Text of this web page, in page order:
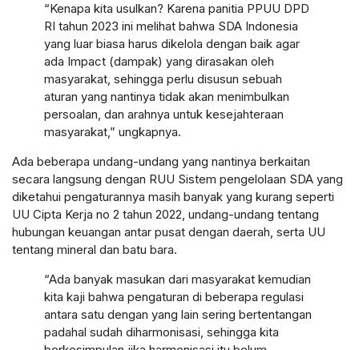
“Kenapa kita usulkan? Karena panitia PPUU DPD
RI tahun 2023 ini melihat bahwa SDA Indonesia
yang luar biasa harus dikelola dengan baik agar
ada Impact (dampak) yang dirasakan oleh
masyarakat, sehingga perlu disusun sebuah
aturan yang nantinya tidak akan menimbulkan
persoalan, dan arahnya untuk kesejahteraan
masyarakat,” ungkapnya.
Ada beberapa undang-undang yang nantinya berkaitan
secara langsung dengan RUU Sistem pengelolaan SDA yang
diketahui pengaturannya masih banyak yang kurang seperti
UU Cipta Kerja no 2 tahun 2022, undang-undang tentang
hubungan keuangan antar pusat dengan daerah, serta UU
tentang mineral dan batu bara.
“Ada banyak masukan dari masyarakat kemudian
kita kaji bahwa pengaturan di beberapa regulasi
antara satu dengan yang lain sering bertentangan
padahal sudah diharmonisasi, sehingga kita